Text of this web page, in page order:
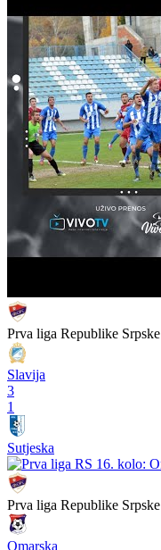
Prva liga Republike Srpske
Slavija
3
1
Sutjeska
Prva liga Republike Srpske
Omarska